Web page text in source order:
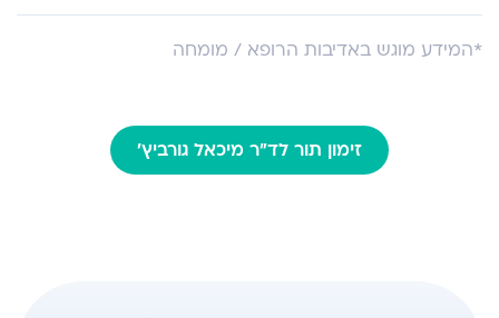
*המידע מוגש באדיבות הרופא / מומחה
זימון תור לד"ר מיכאל גורביץ'